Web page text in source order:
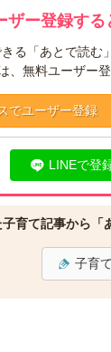
ザー登録する
る「あとで読む
、無料ユーザー
でユーザー登録
LINEで登
育て記事から「
子育